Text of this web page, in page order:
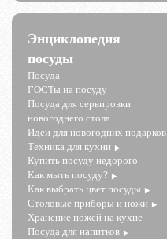
Энциклопедия
посуды
Посуда
ГОСТы на посуду
Посуда для сервировки
новогоднего стола
Идеи для новогодних подарков
Техника для кухни
Купить посуду недорого
Как мыть посуду?
Как выбрать цвет посуды
Столовые приборы и ножи
Хранение ножей на кухне
Посуда для напитков